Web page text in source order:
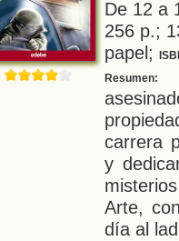
De 12 a
256 p.;
papel;
Resumen:
carrera
y
Arte,
día al